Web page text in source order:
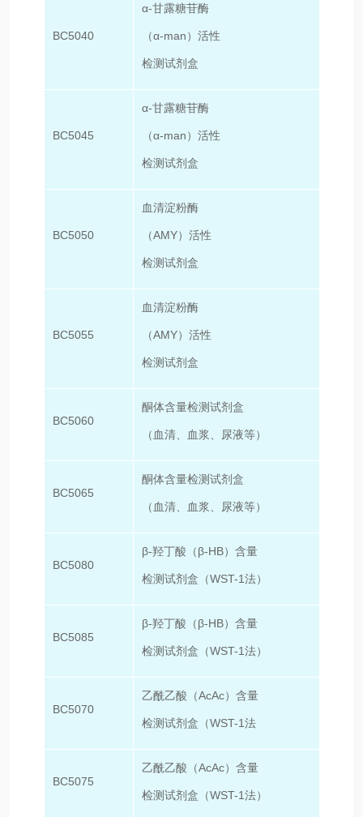
BC5040
α-甘露糖苷酶
（α-man）活性
检测试剂盒
BC5045
α-甘露糖苷酶
（α-man）活性
检测试剂盒
BC5050
血清淀粉酶
（AMY）活性
检测试剂盒
BC5055
血清淀粉酶
（AMY）活性
检测试剂盒
BC5060
酮体含量检测试剂盒
（血清、血浆、尿液等）
BC5065
酮体含量检测试剂盒
（血清、血浆、尿液等）
BC5080
β-羟丁酸（β-HB）含量
检测试剂盒（WST-1法）
BC5085
β-羟丁酸（β-HB）含量
检测试剂盒（WST-1法）
BC5070
乙酰乙酸（AcAc）含量
检测试剂盒（WST-1法
BC5075
乙酰乙酸（AcAc）含量
检测试剂盒（WST-1法）